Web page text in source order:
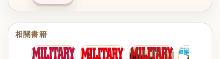
相關書籍